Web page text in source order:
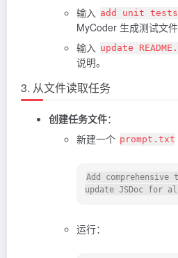
输入 add unit
MyCoder 生成测试文件
输入 update
说明。
3. 从文件读取任务
创建任务文件：
新建一个 prompt.txt
Add
运行：